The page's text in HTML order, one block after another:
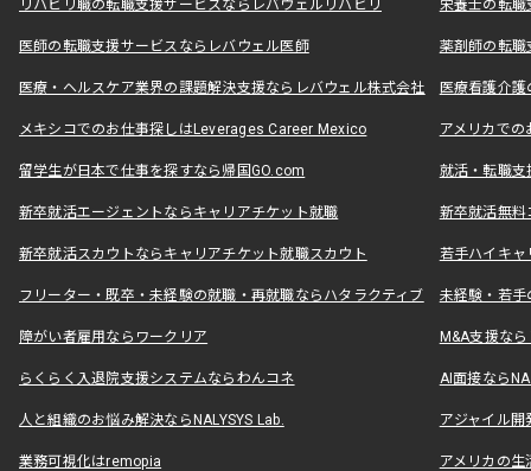
リハビリ職の転職支援サービスならレバウェルリハビリ 栄養士の転
医師の転職支援サービスならレバウェル医師 薬剤師の転
医療・ヘルスケア業界の課題解決支援ならレバウェル株式会社 医療看護介
メキシコでのお仕事探しはLeverages Career Mexico アメリカで
留学生が日本で仕事を探すなら帰国GO.com 就活・転職
新卒就活エージェントならキャリアチケット就職 新卒就活無料
新卒就活スカウトならキャリアチケット就職スカウト 若手ハイキ
フリーター・既卒・未経験の就職・再就職ならハタラクティブ 未経験・若手
障がい者雇用ならワークリア M&A支援な
らくらく入退院支援システムならわんコネ AI面接なら
人と組織のお悩み解決ならNALYSYS Lab. アジャイル
業務可視化はremopia アメリカの